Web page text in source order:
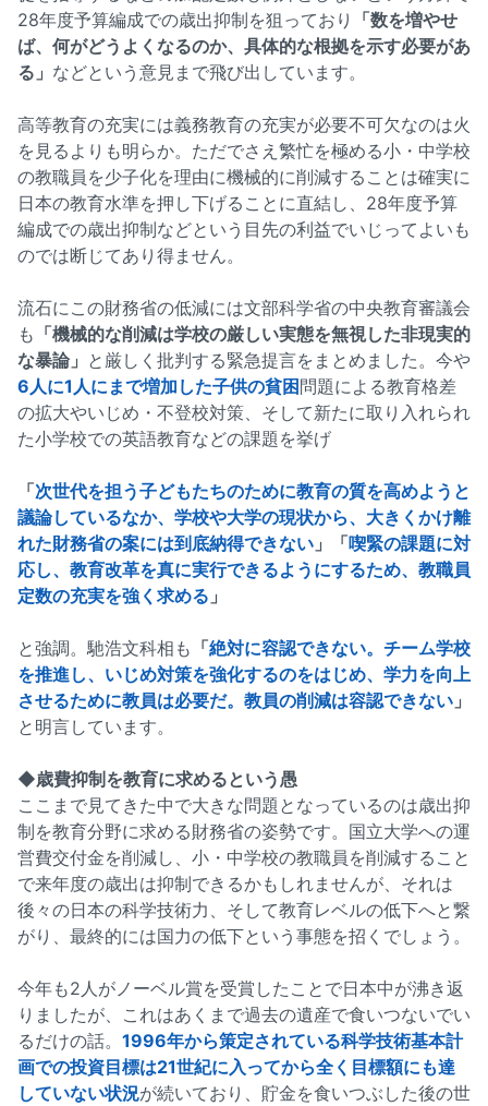
28年度予算編成での歳出抑制を狙っており
「数を増やせ
ば、何がどうよくなるのか、具体的な根拠を示す必要があ
る」 などという意見まで飛び出しています。
高等教育の充実には義務教育の充実が必要不可欠なのは火
を見るよりも明らか。ただでさえ繁忙を極める小・中学校
の教職員を少子化を理由に機械的に削減することは確実に
日本の教育水準を押し下げることに直結し、28年度予算
編成での歳出抑制などという目先の利益でいじってよいも
のでは断じてあり得ません。
流石にこの財務省の低減には文部科学省の中央教育審議会
も 「機械的な削減は学校の厳しい実態を無視した非現実的
な暴論」 と厳しく批判する緊急提言をまとめました。今や
6人に1人にまで増加した子供の貧困問題による教育格差
の拡大やいじめ・不登校対策、そして新たに取り入れられ
た小学校での英語教育などの課題を挙げ
「次世代を担う子どもたちのために教育の質を高めようと
議論しているなか、学校や大学の現状から、大きくかけ離
れた財務省の案には到底納得できない 」「喫緊の課題に対
応し、教育改革を真に実行できるようにするため、教職員
定数の充実を強く求める 」
と強調。馳浩文科相も 「絶対に容認できない。チーム学校
を推進し、いじめ対策を強化するのをはじめ、学力を向上
させるために教員は必要だ。教員の削減は容認できない 」
と明言しています。
◆歳費抑制を教育に求めるという愚
ここまで見てきた中で大きな問題となっているのは歳出抑
制を教育分野に求める財務省の姿勢です。国立大学への運
営費交付金を削減し、小・中学校の教職員を削減すること
で来年度の歳出は抑制できるかもしれませんが、それは
後々の日本の科学技術力、そして教育レベルの低下へと繋
がり、最終的には国力の低下という事態を招くでしょう。
今年も2人がノーベル賞を受賞したことで日本中が沸き返
りましたが、これはあくまで過去の遺産で食いつないでい
るだけの話。 1996年から策定されている科学技術基本計
画での投資目標は21世紀に入ってから全く目標額にも達
していない状況が続いており、貯金を食いつぶした後の世